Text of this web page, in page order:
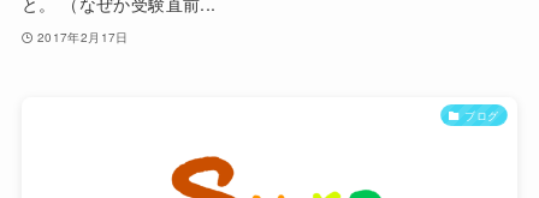
2017年2月17日
ブログ